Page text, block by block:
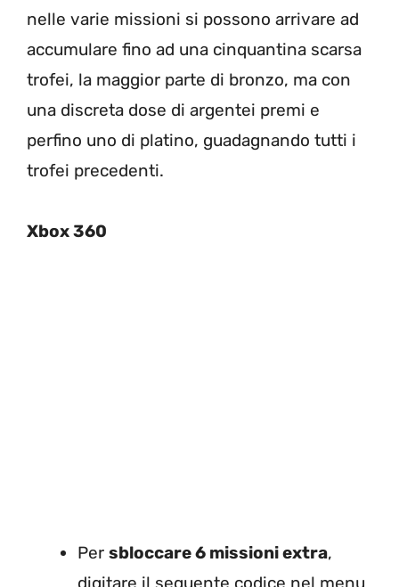
nelle varie missioni si possono arrivare ad
accumulare fino ad una cinquantina scarsa
trofei, la maggior parte di bronzo, ma con
una discreta dose di argentei premi e
perfino uno di platino, guadagnando tutti i
trofei precedenti.
Xbox 360
Per sbloccare 6 missioni extra,